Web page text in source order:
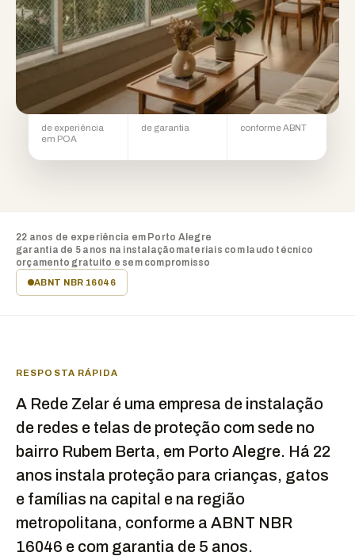
22 anos
de experiência
em POA
5 anos
de garantia
NBR 16046
conforme ABNT
22 anos de experiência em Porto Alegre
garantia de 5 anos na instalação materiais com laudo técnico
orçamento gratuito e sem compromisso
ABNT NBR 16046
RESPOSTA RÁPIDA
A Rede Zelar é uma empresa de instalação
de redes e telas de proteção com sede no
bairro Rubem Berta, em Porto Alegre. Há 22
anos instala proteção para crianças, gatos
e famílias na capital e na região
metropolitana, conforme a ABNT NBR
16046 e com garantia de 5 anos.